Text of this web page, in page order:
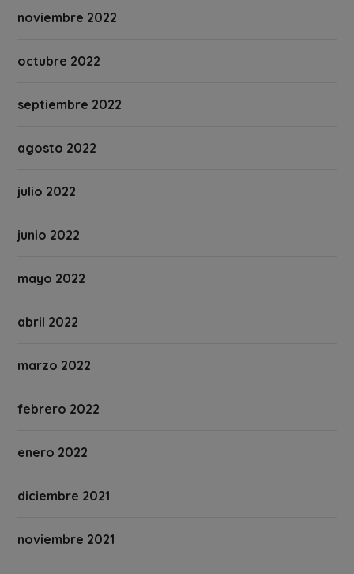
noviembre 2022
octubre 2022
septiembre 2022
agosto 2022
julio 2022
junio 2022
mayo 2022
abril 2022
marzo 2022
febrero 2022
enero 2022
diciembre 2021
noviembre 2021